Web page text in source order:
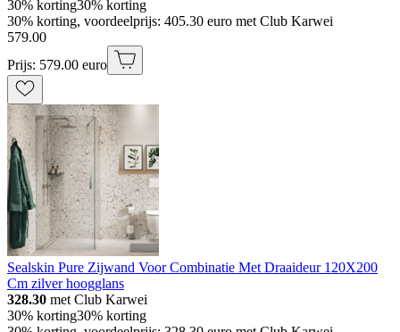
30% korting30% korting
30% korting, voordeelprijs: 405.30 euro met Club Karwei
579.00
Prijs: 579.00 euro
Sealskin Pure Zijwand Voor Combinatie Met Draaideur 120X200
Cm zilver hoogglans
328.30 met Club Karwei
30% korting30% korting